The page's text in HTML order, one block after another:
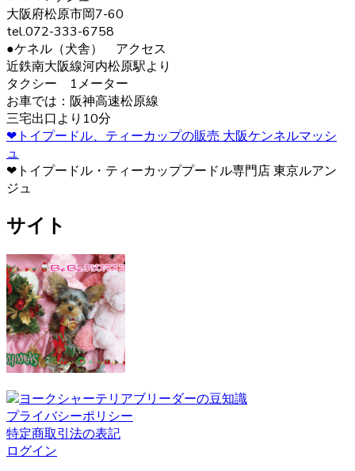
ヨークシャーテリアの毛色は「ダーク・スチール・ブル
ー」と言われます。 子犬の頃は黒色の割合が多く、成長す
ると顔まわりを中心に茶色の部分が増えていきます。こう
した毛色の変化も、成長の楽しみとなるでしょう。 ヨーク
シャーテリア購入をご検討の際は、お気軽にお問い合わせ
ください。
2020.12.12
ヨークシャーテリアは警戒心が強く、初対面から心を開く
ことはあまりありませんが、慣れた飼い主には甘えん坊で
す。プライドの高い犬が多いので、しつけの際は頭ごなし
面もあるので、たくさんコミュニケーションをとってあげ
るのが良いでしょう。 ヨークシャーテリアの育成・販売の
ことなら、ベベドールへ是非お問い合わせください。
2020.12.4
ペットを飼う際、愛情を持って可愛がることももちろんで
すが、それと同じくらいしつけもしっかりと行うことも大
切です。ヨークシャーテリアのブリーダーベベドールで
は、飼い主様へのお引渡しの前からしつけも含めてしっか
りとした育成を行い、飼い主様へ飼う際のアドバイスも行
っております。
2020.11.27
大阪府松原市岡7-60
tel.072-333-6758
●ケネル（犬舎） アクセス
近鉄南大阪線河内松原駅より
タクシー 1メーター
お車では：阪神高速松原線
三宅出口より10分
❤トイプードル、ティーカップの販売 大阪ケンネルマッシ
ュ
❤トイプードル・ティーカッププードル専門店 東京ルアン
ジュ
サイト
プライバシーポリシー
特定商取引法の表記
ログイン